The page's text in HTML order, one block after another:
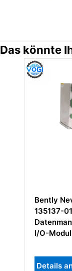
Das könnte
00-